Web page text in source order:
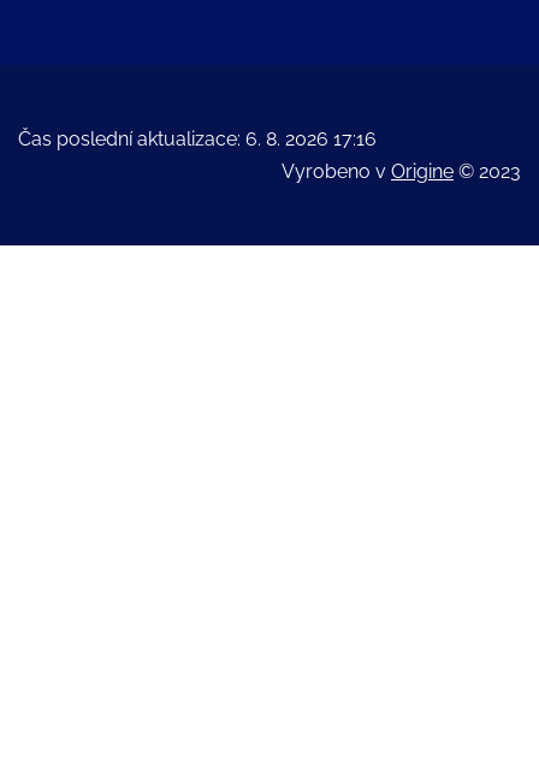
Čas poslední aktualizace: 6. 8. 2026 17:16
Vyrobeno v Origine © 2023